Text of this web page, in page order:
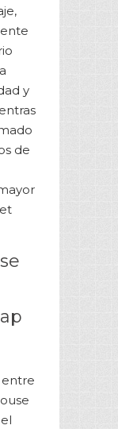
y
de